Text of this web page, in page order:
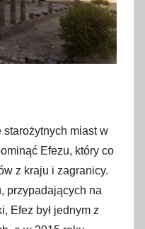
miast w
Efezu, który co
z kraju i zagranicy.
przypadających na
Efez był jednym z